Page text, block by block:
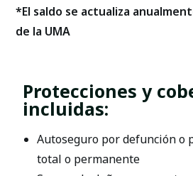
*El saldo se actualiza
de la UMA
Protecciones y
incluidas:
Autoseguro por defunción o
total o permanente